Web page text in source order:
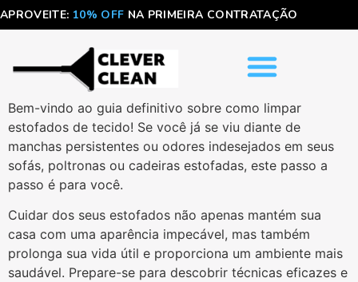
APROVEITE: 10% OFF NA PRIMEIRA CONTRATAÇÃO
Bem-vindo ao guia definitivo sobre como limpar
estofados de tecido! Se você já se viu diante de
manchas persistentes ou odores indesejados em seus
sofás, poltronas ou cadeiras estofadas, este passo a
passo é para você.
Cuidar dos seus estofados não apenas mantém sua
casa com uma aparência impecável, mas também
prolonga sua vida útil e proporciona um ambiente mais
saudável. Prepare-se para descobrir técnicas eficazes e